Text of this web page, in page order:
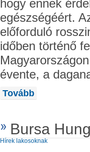
hogy ennek
egészségéért.
előforduló
időben történő
évente, a
Tovább
Bursa
Hírek lakosoknak